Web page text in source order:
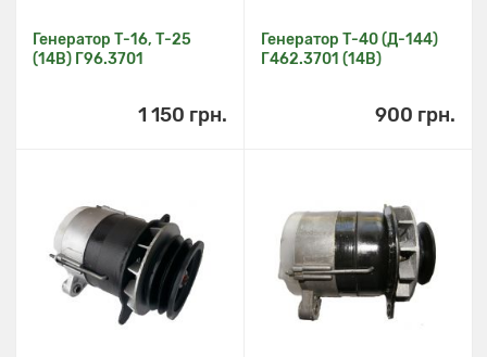
Генератор Т-16, Т-25
(14В) Г96.3701
1 150 грн.
Генератор Т-40 (Д-144)
Г462.3701 (14В)
900 грн.